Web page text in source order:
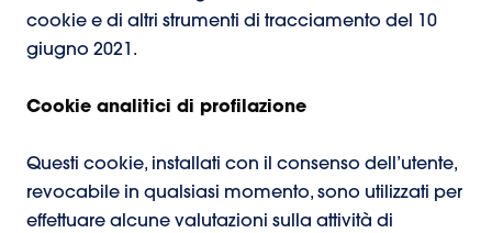
cookie e di altri strumenti di tracciamento del 10
giugno 2021.
Cookie analitici di profilazione
Questi cookie, installati con il consenso dell’utente,
revocabile in qualsiasi momento, sono utilizzati per
effettuare alcune valutazioni sulla attività di